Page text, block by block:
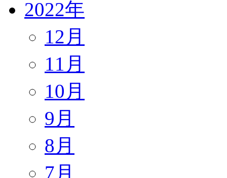
2022年
12月
11月
10月
9月
8月
7月